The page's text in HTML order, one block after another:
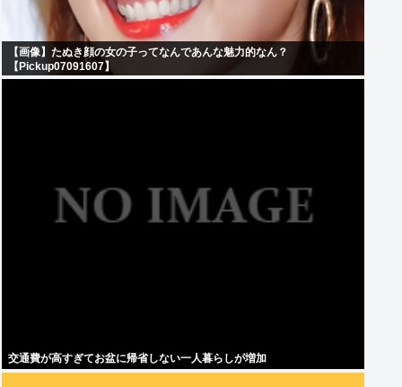
【画像】たぬき顔の女の子ってなんであんな魅力的なん？
【Pickup07091607】
交通費が高すぎてお盆に帰省しない一人暮らしが増加